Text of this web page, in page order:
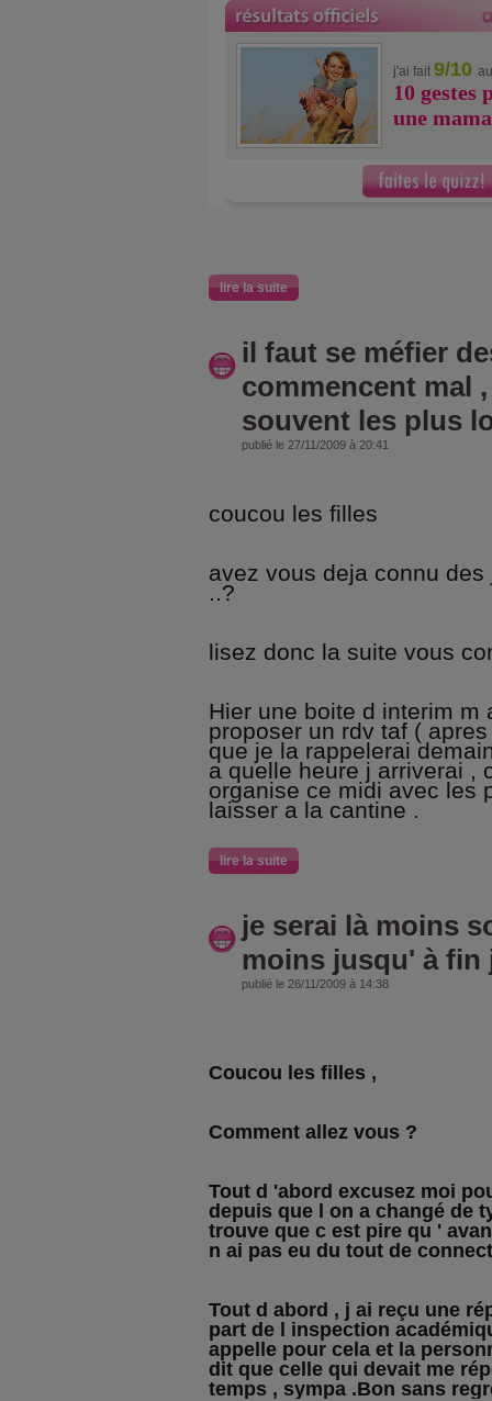
j'ai fait 9/10
10 gestes
une
lire la suite
il faut se méfier
commencent mal
souvent les plus
publié le 27/11/2009 à 20:41
coucou les filles
avez vous deja connu
..?
lisez donc la suite vous
Hier une boite d interim m
proposer un rdv taf (
que je la rappelerai
a quelle heure j arriverai ,
organise ce midi avec les
laisser a la cantine .
lire la suite
je serai là moins
moins jusqu' à fin
publié le 26/11/2009 à 14:38
Coucou les filles ,
Comment allez vous ?
Tout d 'abord excusez moi
depuis que l on a changé de
trouve que c est pire qu '
n ai pas eu du tout de
Tout d abord , j ai reçu une
part de l inspection
appelle pour cela et la
dit que celle qui devait me
temps , sympa .Bon sans